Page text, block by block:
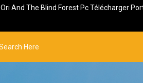
Ori And The Blind Forest Pc Télécharger